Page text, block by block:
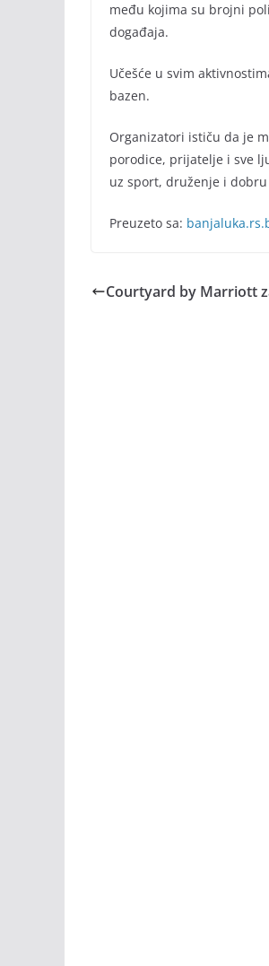
među kojima su brojni
događaja.
Učešće u svim
bazen.
Organizatori ističu da je
porodice, prijatelje i sve
uz sport, druženje i dobru
Preuzeto sa:
Courtyard by Marriott